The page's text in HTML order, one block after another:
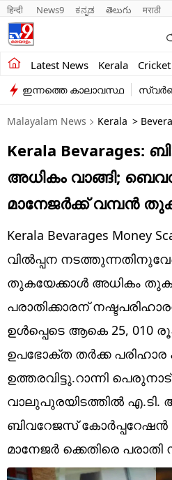
हिन्दी News9 ಕನ್ನಡ తెలుగు मराठी
Latest News Kerala Cricket
Kerala
India
Entertainment
Business
Education
Lifestyle
world
Technology
Religion
Web Story
Photo
Short Videos
ഇന്നത്തെ കാലാവസ്ഥ
Malayalam News Kerala >
Kerala Bevarages:
അധികം വാങ്ങി;
മാനേജർക്ക് വമ്പൻ
Kerala Bevarages Money
വിൽപ്പന
തുകയേക്കാൾ അധികം തുക
പരാതിക്കാരന്
ഉൾപ്പെടെ ആകെ 25,
ഉപഭോക്ത തർക്ക പരിഹാര
ഉത്തരവിട്ടു.റാന്നി
വാലുപുരയിടത്തിൽ
ബിവറേജസ് കോർപ്പറേഷൻ
മാനേജർ ക്കെതിരെ